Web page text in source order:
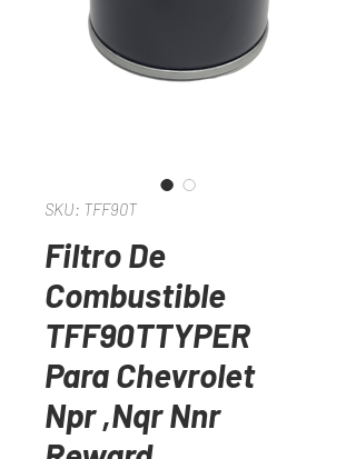
SKU: TFF90T
Filtro De
Combustible
TFF90TTYPER
Para Chevrolet
Npr ,Nqr Nnr